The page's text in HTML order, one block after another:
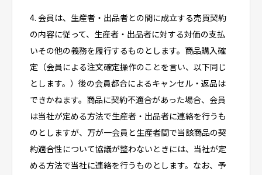
4. 会員は、生産者・出品者との間に成立する売買契約
の内容に従って、生産者・出品者に対する対価の支払
いその他の義務を履行するものとします。商品購入確
定（会員による注文確定操作のことを言い、以下同じ
とします。）後の会員都合によるキャンセル・返品は
できかねます。商品に契約不適合があった場合、会員
は当社が定める方法で生産者・出品者に連絡を行うも
のとしますが、万が一会員と生産者間で当該商品の契
約適合性について協議が整わないときには、当社が定
める方法で当社に連絡を行うものとします。なお、予